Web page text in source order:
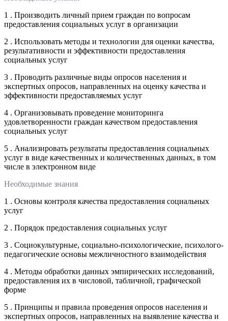
1 . Производить личный прием граждан по вопросам
предоставления социальных услуг в организации
2 . Использовать методы и технологии для оценки качества,
результативности и эффективности предоставления
социальных услуг
3 . Проводить различные виды опросов населения и
экспертных опросов, направленных на оценку качества и
эффективности предоставляемых услуг
4 . Организовывать проведение мониторинга
удовлетворенности граждан качеством предоставления
социальных услуг
5 . Анализировать результаты предоставления социальных
услуг в виде качественных и количественных данных, в том
числе в электронном виде
Необходимые знания
1 . Основы контроля качества предоставления социальных
услуг
2 . Порядок предоставления социальных услуг
3 . Социокультурные, социально-психологические, психолого-
педагогические основы межличностного взаимодействия
4 . Методы обработки данных эмпирических исследований,
предоставления их в числовой, табличной, графической
форме
5 . Принципы и правила проведения опросов населения и
экспертных опросов, направленных на выявление качества и